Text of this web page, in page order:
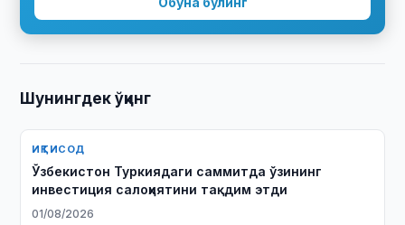
Шунингдек ўқинг
ИҚТИСОД
Ўзбекистон Туркиядаги саммитда ўзининг
инвестиция салоҳиятини тақдим этди
01/08/2026